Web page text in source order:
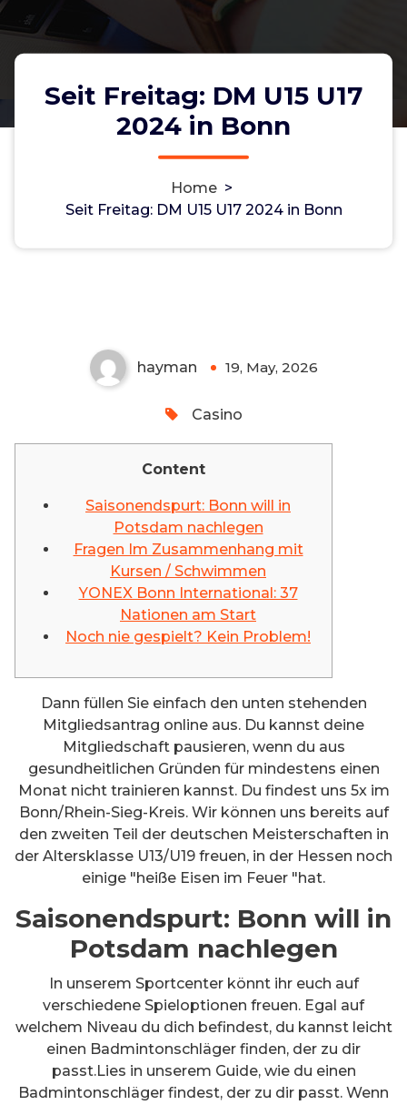
Seit Freitag: DM U15 U17
2024 in Bonn
Home >
Seit Freitag: DM U15 U17 2024 in Bonn
Seit Freitag: DM U15 U17 2024 in
hayman 19, May, 2026
Casino
Content
Saisonendspurt: Bonn will in
Potsdam nachlegen
Fragen Im Zusammenhang mit
Kursen / Schwimmen
YONEX Bonn International: 37
Nationen am Start
Noch nie gespielt? Kein Problem!
Dann füllen Sie einfach den unten stehenden
Mitgliedsantrag online aus. Du kannst deine
Mitgliedschaft pausieren, wenn du aus
gesundheitlichen Gründen für mindestens einen
Monat nicht trainieren kannst. Du findest uns 5x im
Bonn/Rhein-Sieg-Kreis. Wir können uns bereits auf
den zweiten Teil der deutschen Meisterschaften in
der Altersklasse U13/U19 freuen, in der Hessen noch
einige "heiße Eisen im Feuer "hat.
Saisonendspurt: Bonn will in
Potsdam nachlegen
In unserem Sportcenter könnt ihr euch auf
verschiedene Spieloptionen freuen. Egal auf
welchem Niveau du dich befindest, du kannst leicht
einen Badmintonschläger finden, der zu dir
passt.Lies in unserem Guide, wie du einen
Badmintonschläger findest, der zu dir passt. Wenn